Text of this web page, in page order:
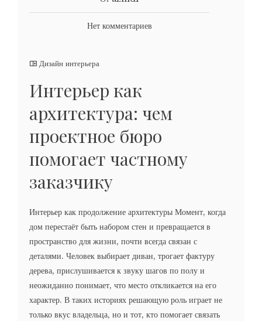
Нет комментариев
Дизайн интерьера
Интерьер как
архитектура: чем
проектное бюро
помогает частному
заказчику
Интерьер как продолжение архитектуры Момент, когда
дом перестаёт быть набором стен и превращается в
пространство для жизни, почти всегда связан с
деталями. Человек выбирает диван, трогает фактуру
дерева, прислушивается к звуку шагов по полу и
неожиданно понимает, что место откликается на его
характер. В таких историях решающую роль играет не
только вкус владельца, но и тот, кто помогает связать